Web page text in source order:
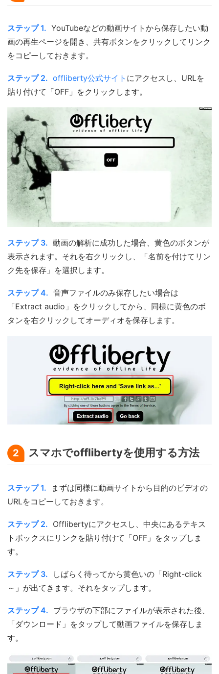
ステップ 1. YouTubeなどの動画サイトから保存したい動
画の再生ページを開き、共有ボタンをクリックしてリンク
をコピーしておきます。
ステップ 2. offliberty公式サイト にアクセスし、URLを
貼り付けて「OFF」をクリックします。
ステップ 3. 動画の解析に成功した場合、黄色のボタンが
表示されます。それを右クリックし、「名前を付けてリン
ク先を保存」を選択します。
ステップ 4. 音声ファイルのみ保存したい場合は
「Extract audio」をクリックしてから、同様に黄色のボ
タンを右クリックしてオーディオを保存します。
2 スマホでofflibertyを使用する方法
ステップ 1.
まずは同様に動画サイトから目的のビデオの
URLをコピーしておきます。
ステップ 2. Offlibertyにアクセスし、中央にあるテキス
トボックスにリンクを貼り付けて「OFF」をタップしま
す。
ステップ 3.
しばらく待ってから黄色いの「Right-click
～」が出てきます。それをタップします。
ステップ 4. ブラウザの下部にファイルが表示された後、
「ダウンロード」をタップして動画ファイルを保存しま
す。